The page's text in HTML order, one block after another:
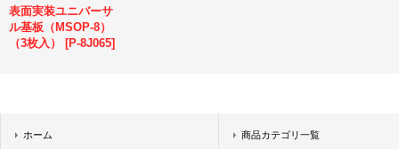
表面実装ユニバーサ
ル基板（MSOP-8）
（3枚入）
[P-8J065]
ホーム 商品カテゴリ一覧